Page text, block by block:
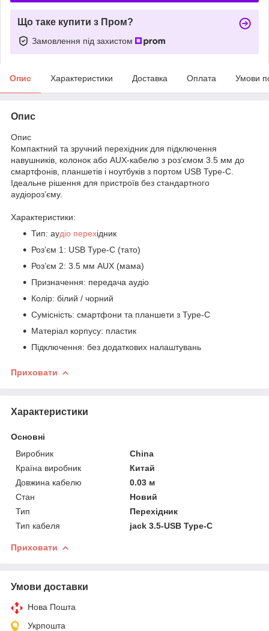
Що таке купити з Пром?
Замовлення під захистом
Опис Характеристики Доставка Оплата Умови
Опис
Опис
Компактний та зручний перехідник для підключення
навушників, колонок або AUX-кабелю з роз’ємом 3.5 мм до
смартфонів, планшетів і ноутбуків з портом USB Type-C.
Ідеальне рішення для пристроїв без стандартного
аудіороз’єму.
Характеристики:
Тип: аудіо перехідник
Роз’єм 1: USB Type-C (тато)
Роз’єм 2: 3.5 мм AUX (мама)
Призначення: передача аудіо
Колір: білий / чорний
Сумісність: смартфони та планшети з Type-C
Матеріал корпусу: пластик
Підключення: без додаткових налаштувань
Приховати
Характеристики
Основні
Виробник
China
Країна виробник
Китай
Довжина кабелю
0.03 м
Стан
Новий
Тип
Перехідник
Тип кабеля
jack 3.5-USB Type-C
Приховати
Умови доставки
Нова Пошта
Укрпошта